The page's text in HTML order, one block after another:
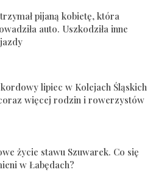
pijaną kobietę, która
auto. Uszkodziła inne
lipiec w Kolejach Śląskich
więcej rodzin i rowerzystów
życie stawu Szuwarek. Co się
w Łabędach?